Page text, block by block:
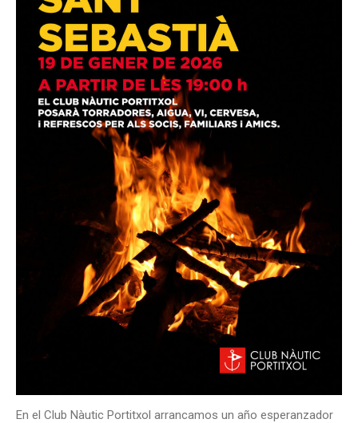
En el Club Nàutic Portitxol arrancamos un año esperanzador